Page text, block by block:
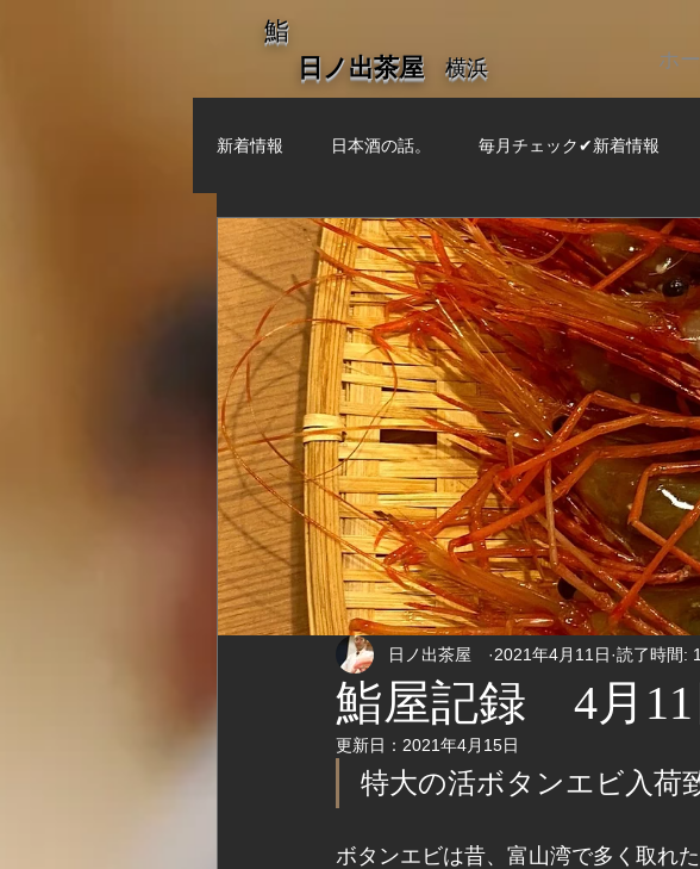
​日ノ出茶屋 ホ
​鮨
​横浜
新着情報 日本酒の話。 毎月チェック✔新着情報
鮨屋記録 4月11
日ノ出茶屋 2021年4月11日 読了時間:
更新日： 2021年4月15日
特大の活ボタンエビ入荷
ボタンエビは昔、富山湾で多く取れ